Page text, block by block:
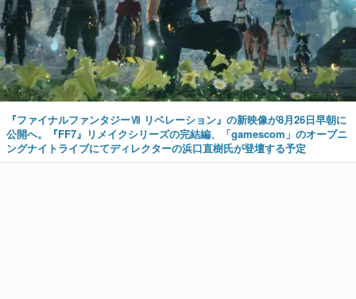
『ファイナルファンタジーⅦ リベレーション』の新映像が8月26日早朝に
公開へ。『FF7』リメイクシリーズの完結編、「gamescom」のオープニ
ングナイトライブにてディレクターの浜口直樹氏が登壇する予定